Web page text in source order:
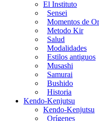
El Instituto
Sensei
Momentos de
Metodo Kir
Salud
Modalidades
Estilos antiguos
Musashi
Samurai
Bushido
Historia
Kendo-Kenjutsu
Kendo-Kenjutsu
Orígenes